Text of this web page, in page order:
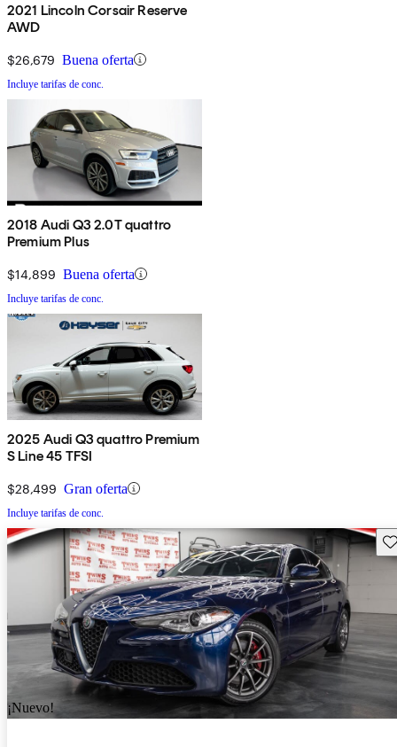
2021 Lincoln Corsair Reserve
AWD
$26,679 Buena oferta
Incluye tarifas de conc.
2018 Audi Q3 2.0T quattro
Premium Plus
$14,899 Buena oferta
Incluye tarifas de conc.
2025 Audi Q3 quattro Premium
S Line 45 TFSI
$28,499 Gran oferta
Incluye tarifas de conc.
¡Nuevo!